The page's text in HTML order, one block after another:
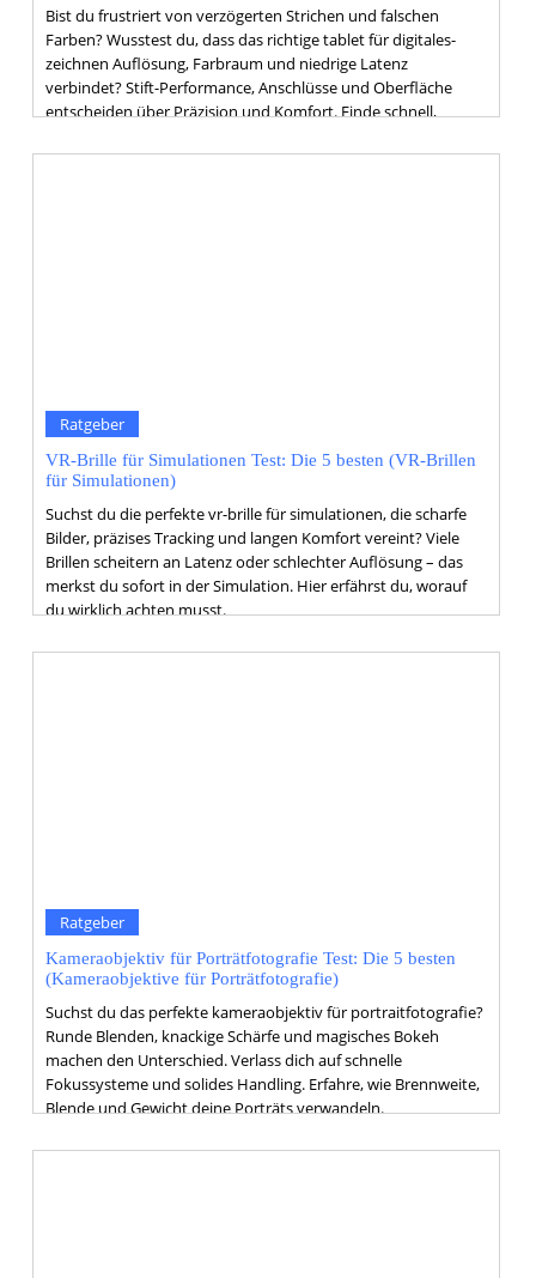
Bist du frustriert von verzögerten Strichen und falschen
Farben? Wusstest du, dass das richtige tablet für digitales-
zeichnen Auflösung, Farbraum und niedrige Latenz
verbindet? Stift-Performance, Anschlüsse und Oberfläche
entscheiden über Präzision und Komfort. Finde schnell,
Ratgeber
VR-Brille für Simulationen Test: Die 5 besten (VR-Brillen
für Simulationen)
Suchst du die perfekte vr-brille für simulationen, die scharfe
Bilder, präzises Tracking und langen Komfort vereint? Viele
Brillen scheitern an Latenz oder schlechter Auflösung – das
merkst du sofort in der Simulation. Hier erfährst du, worauf
du wirklich achten musst.
Ratgeber
Kameraobjektiv für Porträtfotografie Test: Die 5 besten
(Kameraobjektive für Porträtfotografie)
Suchst du das perfekte kameraobjektiv für portraitfotografie?
Runde Blenden, knackige Schärfe und magisches Bokeh
machen den Unterschied. Verlass dich auf schnelle
Fokussysteme und solides Handling. Erfahre, wie Brennweite,
Blende und Gewicht deine Porträts verwandeln.